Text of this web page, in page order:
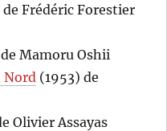
Frédéric Forestier
Mamoru Oshii
Nord (1953) de
Olivier Assayas